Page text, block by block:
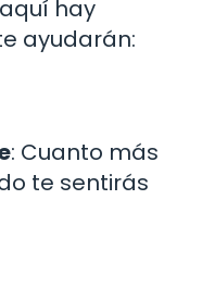
hay
ayudarán:
: Cuanto más
te sentirás